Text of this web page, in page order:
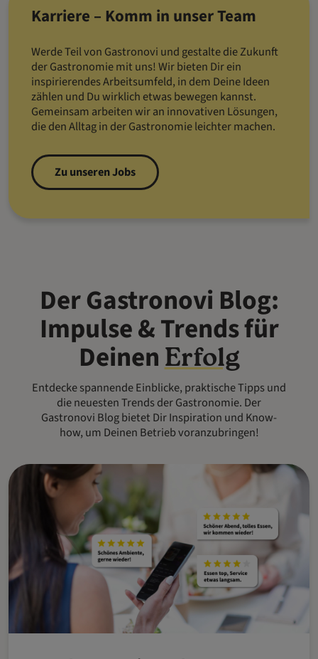
Karriere – Komm in unser Team
Werde Teil von Gastronovi und gestalte die Zukunft
der Gastronomie mit uns! Wir bieten Dir ein
inspirierendes Arbeitsumfeld, in dem Deine Ideen
zählen und Du wirklich etwas bewegen kannst.
Gemeinsam arbeiten wir an innovativen Lösungen,
die den Alltag in der Gastronomie leichter machen.
Zu unseren Jobs
Der Gastronovi Blog:
Impulse & Trends für
DeinenErfolg
Entdecke spannende Einblicke, praktische Tipps und
die neuesten Trends der Gastronomie. Der
Gastronovi Blog bietet Dir Inspiration und Know-
how, um Deinen Betrieb voranzubringen!